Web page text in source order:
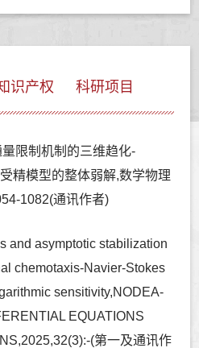
识产权 科研项目
限制机制的三维趋化-
精模型的整体弱解,数学物理
1082(通讯作者)
and asymptotic stabilization
chemotaxis-Navier-Stokes
sensitivity,NODEA-
EQUATIONS
(第一及通讯作